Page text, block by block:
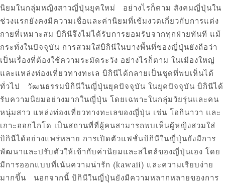
นิยมในกลุ่มหญิงสาวญี่ปุ่นยุคใหม่ อย่างไรก็ตาม สังคมญี่ปุ่นใน
ช่วงแรกยังคงมีความเชื่อและค่านิยมที่เข้มงวดเกี่ยวกับการแต่ง
กายที่เหมาะสม บิกินีจึงไม่ได้รับการยอมรับจากทุกฝ่ายทันที แม้
กระทั่งในปัจจุบัน การสวมใส่บิกินีในบางพื้นที่ของญี่ปุ่นยังถือว่า
เป็นเรื่องที่ต้องใช้ความระมัดระวัง อย่างไรก็ตาม ในเมืองใหญ่
และแหล่งท่องเที่ยวทางทะเล บิกินีได้กลายเป็นชุดที่พบเห็นได้
ทั่วไป วัฒนธรรมบิกินีในญี่ปุ่นยุคปัจจุบัน ในยุคปัจจุบัน บิกินีได้
รับความนิยมอย่างมากในญี่ปุ่น โดยเฉพาะในกลุ่มวัยรุ่นและคน
หนุ่มสาว แหล่งท่องเที่ยวทางทะเลของญี่ปุ่น เช่น โอกินาวา และ
เกาะฮอกไกโด เป็นสถานที่ที่ผู้คนสามารถพบเห็นผู้หญิงสวมใส่
บิกินีได้อย่างแพร่หลาย การเปิดตัวแฟชั่นบิกินีในญี่ปุ่นยังมีการ
พัฒนาและปรับตัวให้เข้ากับค่านิยมและสไตล์ของญี่ปุ่นเอง โดย
มีการออกแบบที่เน้นความน่ารัก (kawaii) และความเรียบง่าย
มากขึ้น นอกจากนี้ บิกินีในญี่ปุ่นยังมีความหลากหลายของการ